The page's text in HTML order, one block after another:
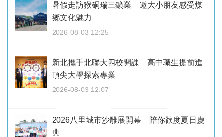
暑假走訪猴硐瑞三鑛業 邀大小朋友感受煤
鄉文化魅力
2026-08-03 12:25
新北攜手北聯大四校開課 高中職生提前進
頂尖大學探索專業
2026-08-03 12:07
2026八里城市沙雕展開幕 陪你歡度夏日慶
典